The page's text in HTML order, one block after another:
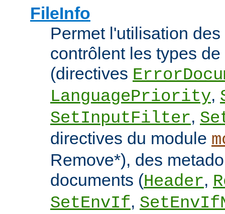
FileInfo
Permet l'utilisation
contrôlent les types
(directives
LanguagePriority,
SetInputFilter,
directives du module
Remove*), des
documents (Header,
SetEnvIf,